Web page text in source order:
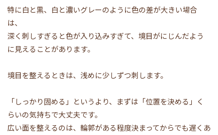
特に白と黒、白と濃いグレーのように色の差が大きい場合
は、
深く刺しすぎると色が入り込みすぎて、境目がにじんだよう
に見えることがあります。
境目を整えるときは、浅めに少しずつ刺します。
「しっかり固める」というより、まずは「位置を決める」く
らいの気持ちで大丈夫です。
広い面を整えるのは、輪郭がある程度決まってからでも遅くあ